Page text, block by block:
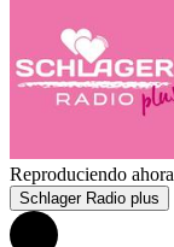
Reproduciendo ahora
Schlager Radio plus